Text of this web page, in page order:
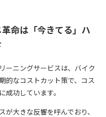
命は「今きてる」ハ
ーニングサービスは、バイク
的なコストカット策で、コス
成功しています。
大きな反響を呼んでおり、